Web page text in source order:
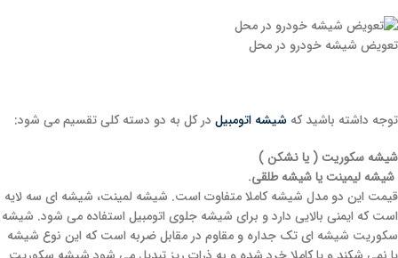
تعویض شیشه خودرو در محل
توجه داشته باشید که شیشه اتومبیل در کل به دو دسته کلی تقسیم می شود:
شیشه سکوریت ( یا نشکن )
شیشه لیمینت یا شیشه طلقی.
قیمت این دو مدل شیشه کاملا متفاوت است. شیشه لمینت، شیشه ای سه لایه
است که ایمنی بالایی دارد و برای شیشه جلوی اتومبیل استفاده می شود. شیشه
سکوریت شیشه ای تک جداره و مقاوم در مقابل ضربه است که این نوع شیشه